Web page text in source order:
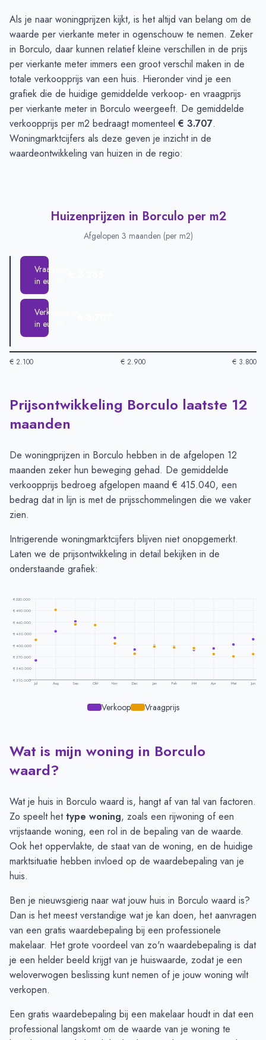
Huizenprijzen in Borculo-Afgelopen 3 maanden
Type
Bedrag
Vraagprijs in euro's
€ 376.525
Verkoopprijs in euro's
€ 415.040
Als je naar woningprijzen kijkt, is het altijd van belang om de
waarde per vierkante meter in ogenschouw te nemen. Zeker
in Borculo, daar kunnen relatief kleine verschillen in de prijs
per vierkante meter immers een groot verschil maken in de
totale verkoopprijs van een huis. Hieronder vind je een
grafiek die de huidige gemiddelde verkoop- en vraagprijs
per vierkante meter in Borculo weergeeft. De gemiddelde
verkoopprijs per m2 bedraagt momenteel € 3.707.
Woningmarktcijfers als deze geven je inzicht in de
waardeontwikkeling van huizen in de regio:
Huizenprijzen in Borculo per m2
Afgelopen 3 maanden (per m2)
Vraagprijs
in euro's
Verkoopprijs
in euro's
€ 2.100 € 2.900 € 3.800
Huizenprijzen in Borculo per m2-Afgelopen 3 maanden (per
Type
Vraagprijs in euro's
€ 3.707
Prijsontwikkeling Borculo laatste 12
maanden
De woningprijzen in Borculo hebben in de afgelopen 12
maanden zeker hun beweging gehad. De gemiddelde
verkoopprijs bedroeg afgelopen maand € 415.040, een
bedrag dat in lijn is met de prijsschommelingen die we vaker
zien.
Intrigerende woningmarktcijfers blijven niet onopgemerkt.
Laten we de prijsontwikkeling in detail bekijken in de
onderstaande grafiek:
€ 520.000
€ 490.000
€ 460.000
€ 430.000
€ 400.000
€ 370.000
€ 340.000
€ 310.000
Jul Aug Sep Okt Nov Dec Jan Feb Mrt Apr Mei Jun
Verkoop Vraagprijs
Prijsontwikkeling per maand -Borculo
Vraagprijs
Verkoopprijs
Juli
€ 413.750
Augustus
€ 491.888
€ 436.230
September € 453.960 € 461.479
Oktober
€ 452.318
€ 452.901
November
€ 404.366
€ 419.238
December € 377.652
€ 388.914
Januari
€ 398.802
Maart
€ 392.636 € 387.696
April
€ 376.931 € 391.747
Mei
€ 370.547 € 401.293
Juni
€ 376.525 € 415.040
Wat is mijn woning in Borculo
waard?
Wat je huis in Borculo waard is, hangt af van tal van factoren.
Zo speelt hettype woning, zoals een rijwoning of een
vrijstaande woning, een rol in de bepaling van de waarde.
Ook het oppervlakte, de staat van de woning, en de huidige
marktsituatie hebben invloed op de waardebepaling van je
huis.
Ben je nieuwsgierig naar wat jouw huis in Borculo waard is?
Dan is het meest verstandige wat je kan doen, het aanvragen
van een gratis waardebepaling bij een professionele
makelaar. Het grote voordeel van zo'n waardebepaling is dat
je een helder beeld krijgt van je huiswaarde, zodat je een
weloverwogen beslissing kunt nemen of je jouw woning wilt
verkopen.
Een gratis waardebepaling bij een makelaar houdt in dat een
professional langskomt om de waarde van je woning te